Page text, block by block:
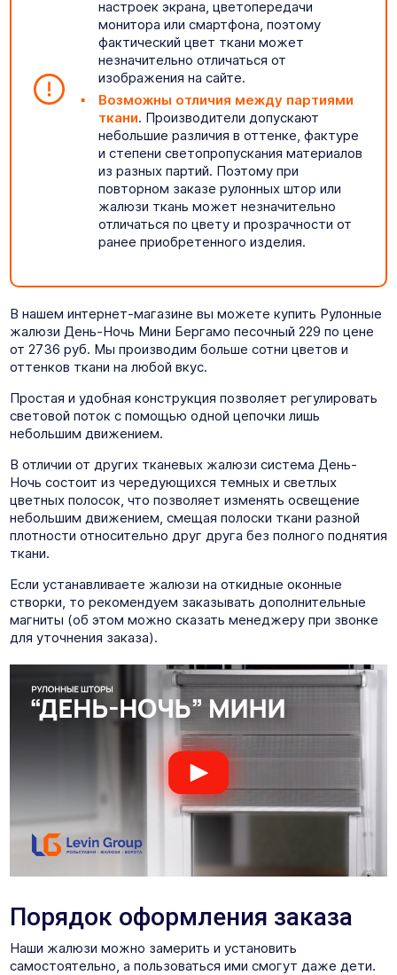
настроек экрана, цветопередачи
монитора или смартфона, поэтому
фактический цвет ткани может
незначительно отличаться от
изображения на сайте.
Возможны отличия между партиями
ткани. Производители допускают
небольшие различия в оттенке, фактуре
и степени светопропускания материалов
из разных партий. Поэтому при
повторном заказе рулонных штор или
жалюзи ткань может незначительно
отличаться по цвету и прозрачности от
ранее приобретенного изделия.
В нашем интернет-магазине вы можете купить Рулонные
жалюзи День-Ночь Мини Бергамо песочный 229 по цене
от 2736 руб. Мы производим больше сотни цветов и
оттенков ткани на любой вкус.
Простая и удобная конструкция позволяет регулировать
световой поток с помощью одной цепочки лишь
небольшим движением.
В отличии от других тканевых жалюзи система День-
Ночь состоит из чередующихся темных и светлых
цветных полосок, что позволяет изменять освещение
небольшим движением, смещая полоски ткани разной
плотности относительно друг друга без полного поднятия
ткани.
Если устанавливаете жалюзи на откидные оконные
створки, то рекомендуем заказывать дополнительные
магниты (об этом можно сказать менеджеру при звонке
для уточнения заказа).
Порядок оформления заказа
Наши жалюзи можно замерить и установить
самостоятельно, а пользоваться ими смогут даже дети.